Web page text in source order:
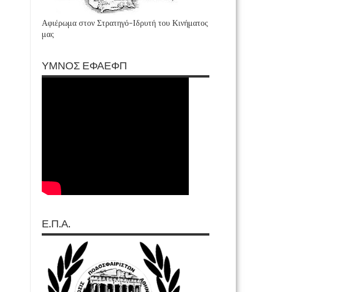
Αφιέρωμα στον Στρατηγό-Ιδρυτή του Κινήματος
μας
ΥΜΝΟΣ ΕΦΑΕΦΠ
Ε.Π.Α.